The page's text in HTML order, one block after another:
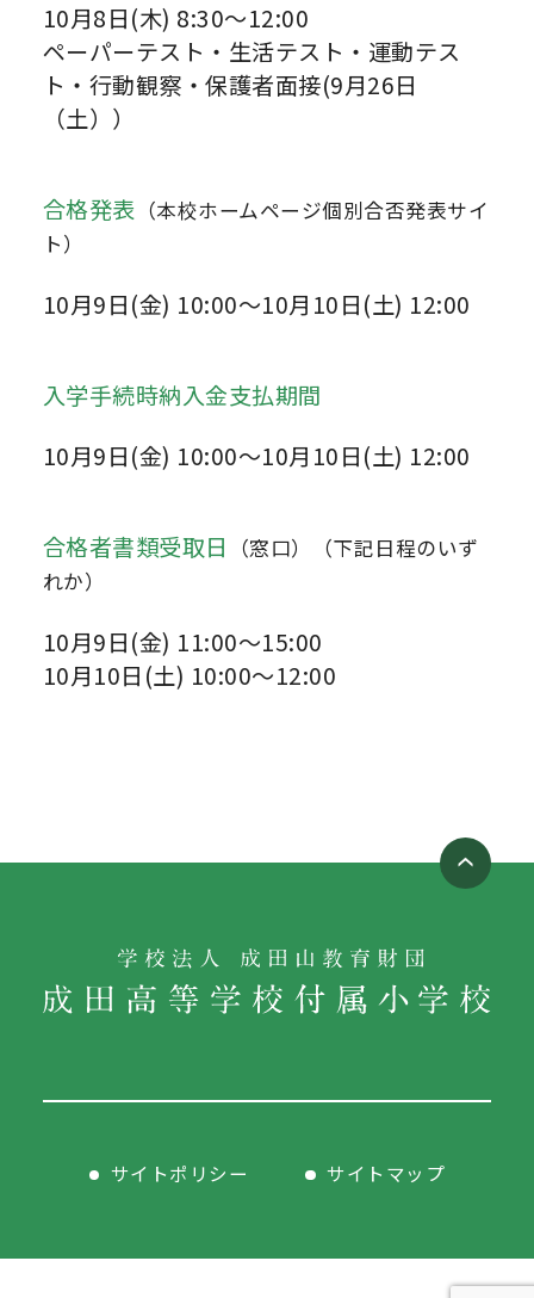
10月8日(木) 8:30～12:00
ペーパーテスト・生活テスト・運動テス
ト・行動観察・保護者面接(9月26日
（土））
合格発表 （本校ホームページ個別合否発表サイ
ト）
10月9日(金) 10:00～10月10日(土) 12:00
入学手続時納入金支払期間
10月9日(金) 10:00～10月10日(土) 12:00
合格者書類受取日
（窓口）（下記日程のいず
れか）
10月9日(金) 11:00～15:00
10月10日(土) 10:00～12:00
サイトポリシー サイトマップ